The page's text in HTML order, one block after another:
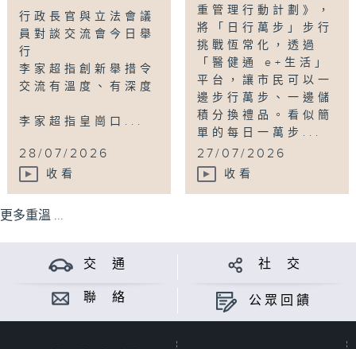
行政長官與立法會議
員對談交流會今日舉
行
李家超指創新舉措令
交流有溫度、有深度
李家超指皇崗口...
28/07/2026
收看
重管理行動計劃》，
將「日行萬步」步行
挑戰恆常化，透過
「醫健通 e+生活」
平台，讓市民可以一
邊步行萬步、一邊儲
積分換禮品。看似簡
單的每日一萬步...
27/07/2026
收看
更多重溫 ...
交 通 社 交
聯 絡 公眾回饋